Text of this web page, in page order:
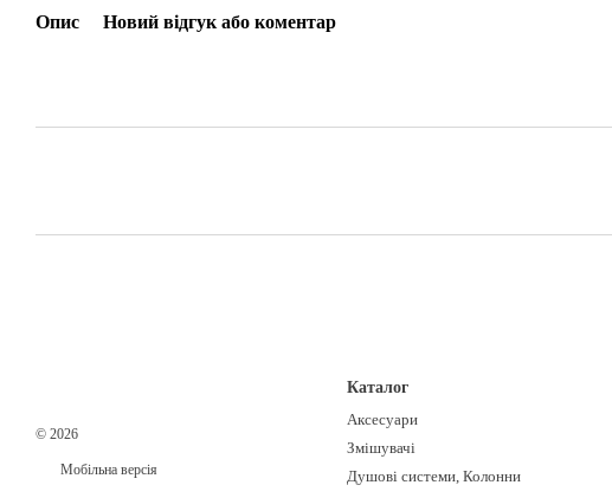
Опис Новий відгук або коментар
© 2026
Мобільна версія
Каталог
Аксесуари
Змішувачі
Душові системи, Колонни